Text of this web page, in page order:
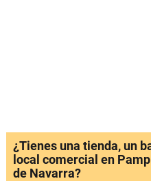
¿Tienes una tienda, un
local comercial en
de Navarra?